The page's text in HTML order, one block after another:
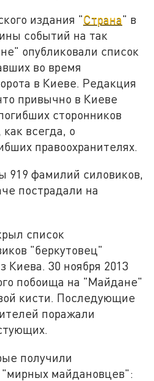
издания "Страна" в
событий на так
опубликовали список
во время
в Киеве. Редакция
привычно в Киеве
сторонников
всегда, о
правоохранителях.
919 фамилий силовиков,
пострадали на
список
"беркутовец"
Киева. 30 ноября 2013
побоища на "Майдане"
кисти. Последующие
поражали
получили
"мирных майдановцев":